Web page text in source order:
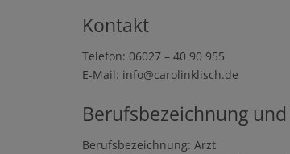
Kontakt
Telefon: 06027 – 40 90 955
E-Mail: info@carolinklisch.de
Berufsbezeichnung
Berufsbezeichnung: Arzt